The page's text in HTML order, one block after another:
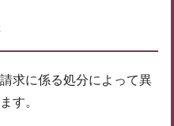
求に係る処分によって異
す。